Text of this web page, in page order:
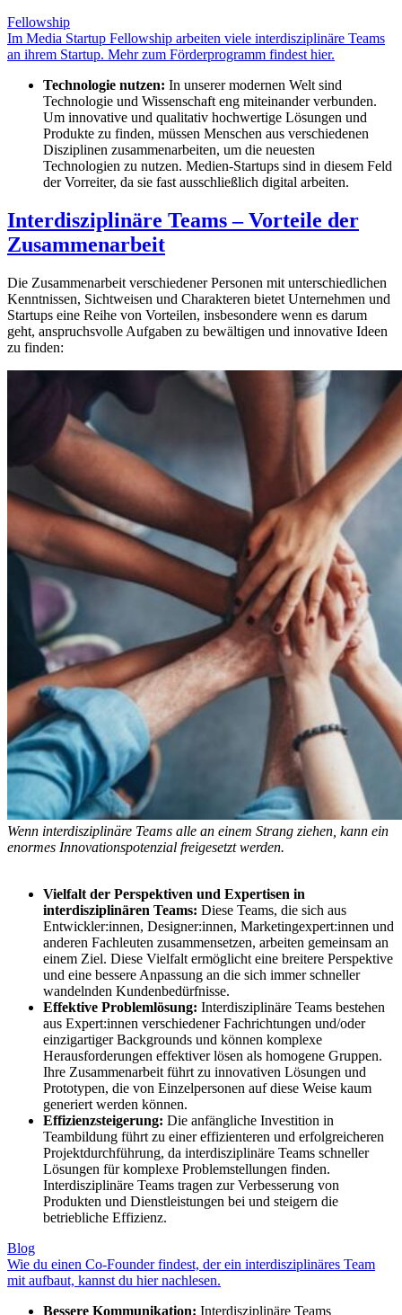
Fellowship
Im Media Startup Fellowship arbeiten viele interdisziplinäre Teams
an ihrem Startup. Mehr zum Förderprogramm findest hier.
Technologie nutzen: In unserer modernen Welt sind
Technologie und Wissenschaft eng miteinander verbunden.
Um innovative und qualitativ hochwertige Lösungen und
Produkte zu finden, müssen Menschen aus verschiedenen
Disziplinen zusammenarbeiten, um die neuesten
Technologien zu nutzen. Medien-Startups sind in diesem Feld
der Vorreiter, da sie fast ausschließlich digital arbeiten.
Interdisziplinäre Teams – Vorteile der
Zusammenarbeit
Die Zusammenarbeit verschiedener Personen mit unterschiedlichen
Kenntnissen, Sichtweisen und Charakteren bietet Unternehmen und
Startups eine Reihe von Vorteilen, insbesondere wenn es darum
geht, anspruchsvolle Aufgaben zu bewältigen und innovative Ideen
zu finden:
Wenn interdisziplinäre Teams alle an einem Strang ziehen, kann ein
enormes Innovationspotenzial freigesetzt werden.
Vielfalt der Perspektiven und Expertisen in
interdisziplinären Teams: Diese Teams, die sich aus
Entwickler:innen, Designer:innen, Marketingexpert:innen und
anderen Fachleuten zusammensetzen, arbeiten gemeinsam an
einem Ziel. Diese Vielfalt ermöglicht eine breitere Perspektive
und eine bessere Anpassung an die sich immer schneller
wandelnden Kundenbedürfnisse.
Effektive Problemlösung: Interdisziplinäre Teams bestehen
aus Expert:innen verschiedener Fachrichtungen und/oder
einzigartiger Backgrounds und können komplexe
Herausforderungen effektiver lösen als homogene Gruppen.
Ihre Zusammenarbeit führt zu innovativen Lösungen und
Prototypen, die von Einzelpersonen auf diese Weise kaum
generiert werden können.
Effizienzsteigerung: Die anfängliche Investition in
Teambildung führt zu einer effizienteren und erfolgreicheren
Projektdurchführung, da interdisziplinäre Teams schneller
Lösungen für komplexe Problemstellungen finden.
Interdisziplinäre Teams tragen zur Verbesserung von
Produkten und Dienstleistungen bei und steigern die
betriebliche Effizienz.
Blog
Wie du einen Co-Founder findest, der ein interdisziplinäres Team
mit aufbaut, kannst du hier nachlesen.
Bessere Kommunikation: Interdisziplinäre Teams